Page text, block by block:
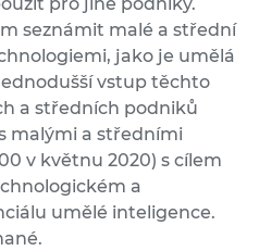
seznámit malé a střední
jako je umělá
vstup těchto
a středních podniků
malými a středními
v květnu 2020) s cílem
a
umělé inteligence.